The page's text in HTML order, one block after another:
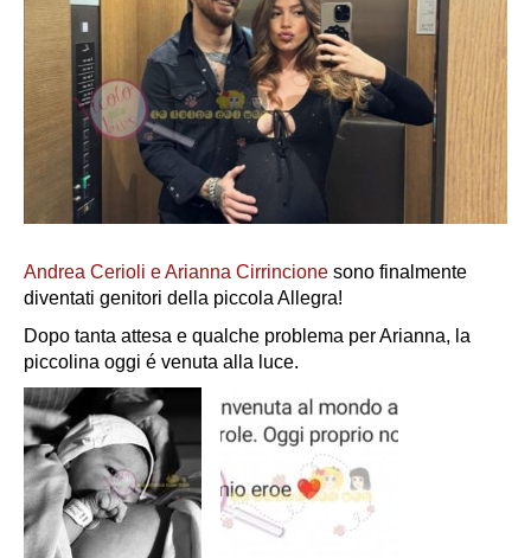
Andrea Cerioli e Arianna Cirrincione sono finalmente
diventati genitori della piccola Allegra!
Dopo tanta attesa e qualche problema per Arianna, la
piccolina oggi é venuta alla luce.